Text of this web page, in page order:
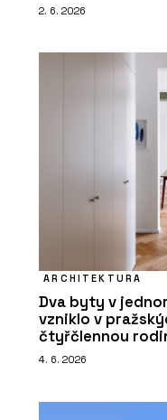
2. 6. 2026
ARCHITEKTURA
Dva byty v
vzniklo v
čtyřčlennou
4. 6. 2026